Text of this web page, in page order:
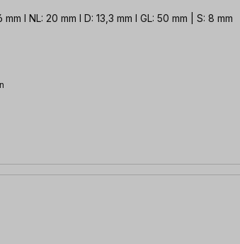
l NL: 20 mm l D: 13,3 mm l GL: 50 mm | S: 8 mm